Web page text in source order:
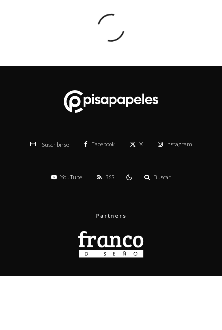
Suscribirse Facebook X Instagram
YouTube RSS Buscar
Partners
Menú